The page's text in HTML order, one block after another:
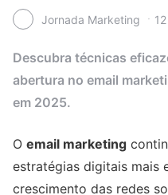
Jornada Marketing
Descubra técnicas
abertura no email
em 2025.
O email marketing
estratégias digitais mais
crescimento das redes